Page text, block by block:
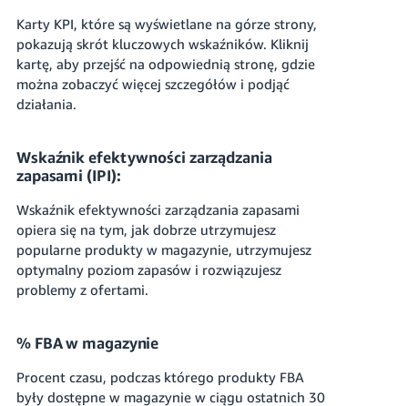
Karty KPI, które są wyświetlane na górze strony,
pokazują skrót kluczowych wskaźników. Kliknij
kartę, aby przejść na odpowiednią stronę, gdzie
można zobaczyć więcej szczegółów i podjąć
działania.
Wskaźnik efektywności zarządzania
zapasami (IPI):
Wskaźnik efektywności zarządzania zapasami
opiera się na tym, jak dobrze utrzymujesz
popularne produkty w magazynie, utrzymujesz
optymalny poziom zapasów i rozwiązujesz
problemy z ofertami.
% FBA w magazynie
Procent czasu, podczas którego produkty FBA
były dostępne w magazynie w ciągu ostatnich 30